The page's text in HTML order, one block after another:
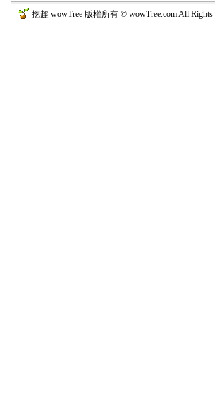
挖趣 wowTree 版權所有 © wowTree.com All Rights